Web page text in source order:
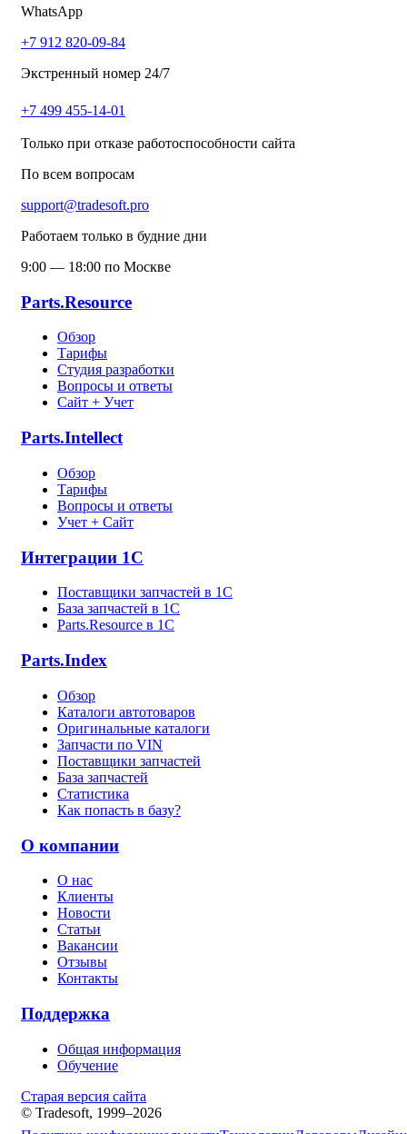
WhatsApp
+7 912 820-09-84
Экстренный номер 24/7
+7 499 455-14-01
Только при отказе работоспособности сайта
По всем вопросам
support@tradesoft.pro
Работаем только в будние дни
9:00 — 18:00 по Москве
Parts.Resource
Обзор
Тарифы
Студия разработки
Вопросы и ответы
Сайт + Учет
Parts.Intellect
Обзор
Тарифы
Вопросы и ответы
Учет + Сайт
Интеграции 1С
Поставщики запчастей в 1C
База запчастей в 1С
Parts.Resource в 1C
Parts.Index
Обзор
Каталоги автотоваров
Оригинальные каталоги
Запчасти по VIN
Поставщики запчастей
База запчастей
Статистика
Как попасть в базу?
О компании
О нас
Клиенты
Новости
Статьи
Вакансии
Отзывы
Контакты
Поддержка
Общая информация
Обучение
Старая версия сайта
© Tradesoft, 1999–2026